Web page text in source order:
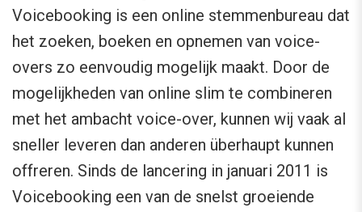
Voicebooking is een online stemmenbureau dat
het zoeken, boeken en opnemen van voice-
overs zo eenvoudig mogelijk maakt. Door de
mogelijkheden van online slim te combineren
met het ambacht voice-over, kunnen wij vaak al
sneller leveren dan anderen überhaupt kunnen
offreren. Sinds de lancering in januari 2011 is
Voicebooking een van de snelst groeiende